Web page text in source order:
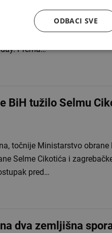
(MoD) istražuje tvrdnje
Prema…
BiH tužilo Selmu
točnije Ministarstvo
Selme Cikotića i
pred…
dva zemljišna
ODBACI SVE